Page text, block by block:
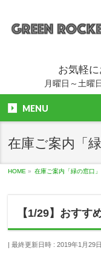
お気軽に
月曜日～土曜
MENU
在庫ご案内「緑
HOME » 在庫ご案内「緑の窓口」
【1/29】おす
最終更新日時 : 2019年1月29日